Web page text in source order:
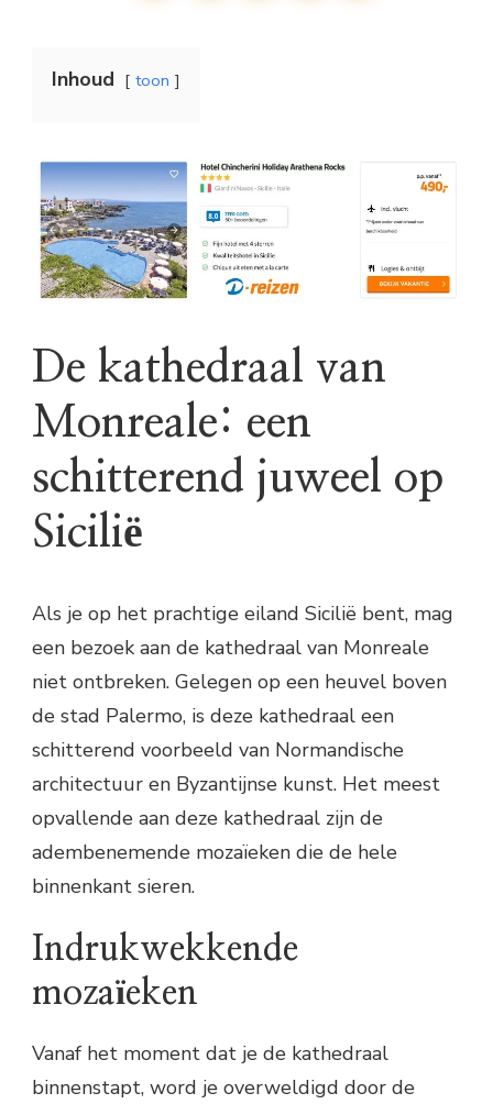
Inhoud toon
De kathedraal van
Monreale: een
schitterend juweel op
Sicilië
Als je op het prachtige eiland Sicilië bent, mag
een bezoek aan de kathedraal van Monreale
niet ontbreken. Gelegen op een heuvel boven
de stad Palermo, is deze kathedraal een
schitterend voorbeeld van Normandische
architectuur en Byzantijnse kunst. Het meest
opvallende aan deze kathedraal zijn de
adembenemende mozaïeken die de hele
binnenkant sieren.
Indrukwekkende
mozaïeken
Vanaf het moment dat je de kathedraal
binnenstapt, word je overweldigd door de